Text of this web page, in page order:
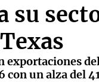
su
con un alza del